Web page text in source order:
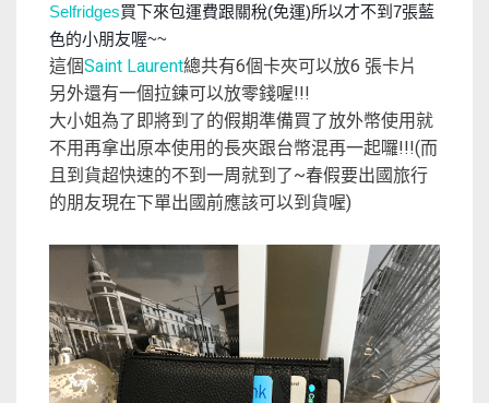
Selfridges買下來包運費跟關稅(免運)所以才不到7張藍
色的小朋友喔~~
這個Saint Laurent總共有6個卡夾可以放6 張卡片
另外還有一個拉鍊可以放零錢喔!!!
大小姐為了即將到了的假期準備買了放外幣使用就
不用再拿出原本使用的長夾跟台幣混再一起囉!!!(而
且到貨超快速的不到一周就到了~春假要出國旅行
的朋友現在下單出國前應該可以到貨喔)